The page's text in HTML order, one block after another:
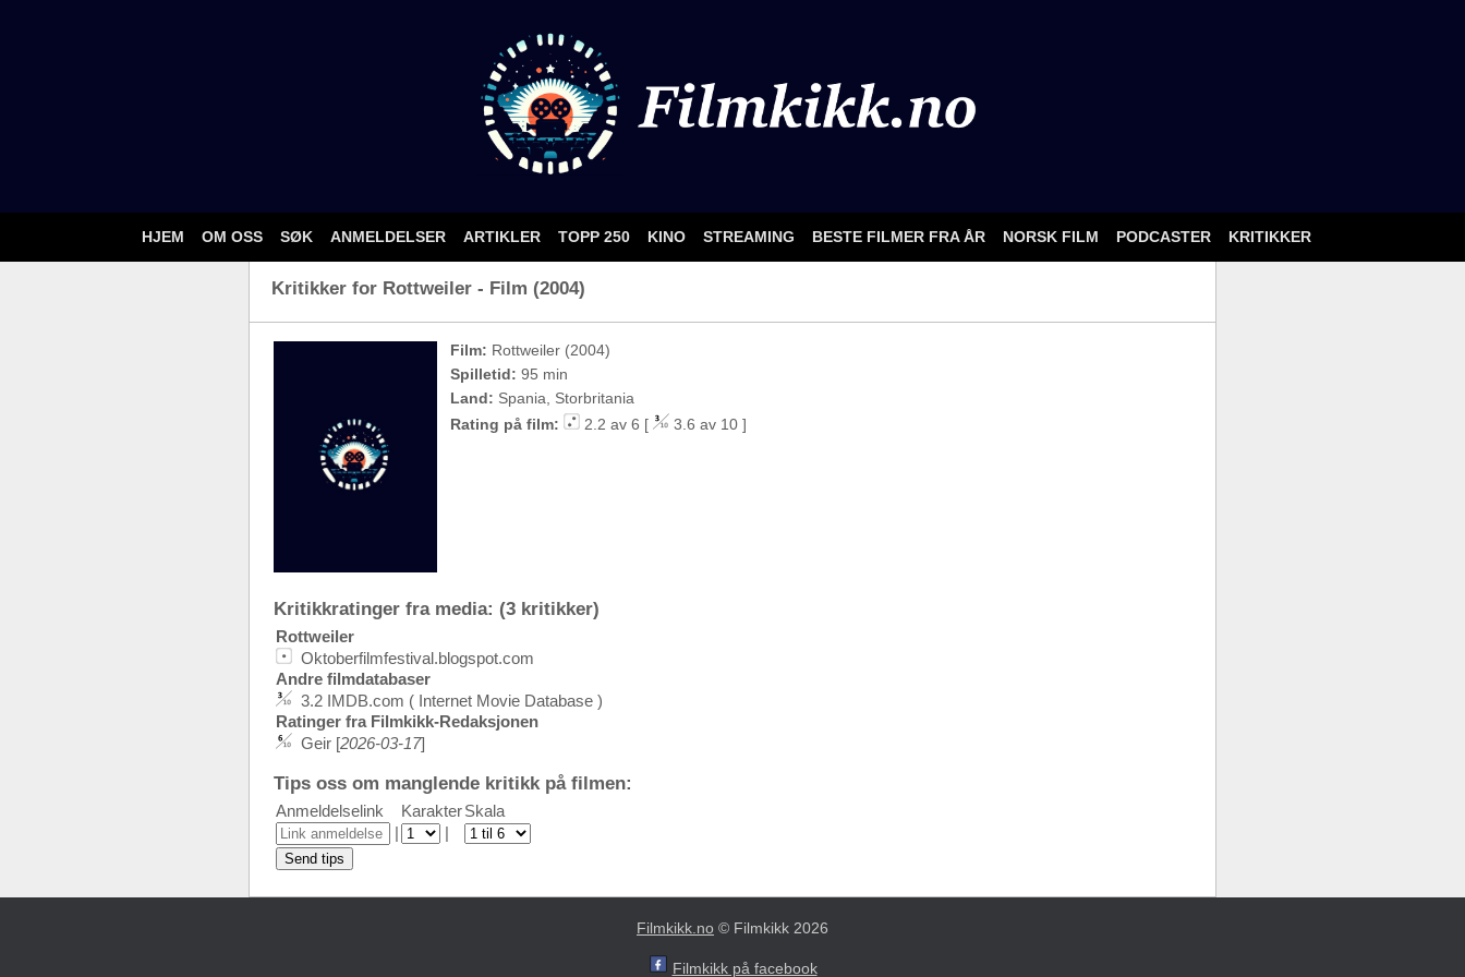
HJEM OM OSS SØK ANMELDELSER ARTIKLER TOPP 250 KINO STREAMING BESTE FILMER FRA ÅR NORSK FILM PODCASTER KRITIKKER
Kritikker for Rottweiler - Film (2004)
Film: Rottweiler (2004)
Spilletid: 95 min
Land: Spania, Storbritania
Rating på film:
2.2 av 6 [ 3.6 av 10 ]
Kritikkratinger fra media: (3 kritikker)
Rottweiler
Oktoberfilmfestival.blogspot.com
Andre filmdatabaser
3.2 IMDB.com ( Internet Movie Database )
Ratinger fra Filmkikk-Redaksjonen
Geir [2026-03-17]
Tips oss om manglende kritikk på filmen:
Anmeldelselink KarakterSkala
|
|
Filmkikk.no © Filmkikk 2026
Filmkikk på facebook